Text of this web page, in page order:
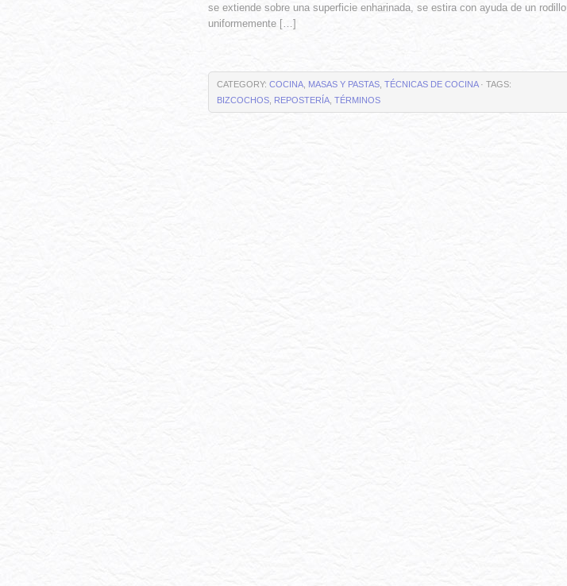
se extiende sobre una superficie enharinada, se estira con ayuda de un rodillo
uniformemente […]
CATEGORY: COCINA MASAS Y PASTAS TÉCNICAS DE COCINA· TAGS:
BIZCOCHOS REPOSTERÍA TÉRMINOS